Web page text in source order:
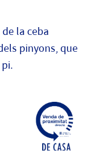
la ceba
pinyons, que